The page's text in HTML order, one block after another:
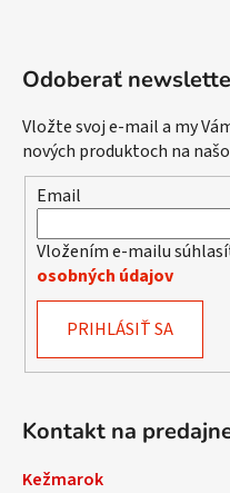
Odoberať
Vložte svoj e-mail a my
nových produktoch na
Email
Vložením e-mailu
osobných údajov
PRIHLÁSIŤ SA
Kontakt na
Kežmarok